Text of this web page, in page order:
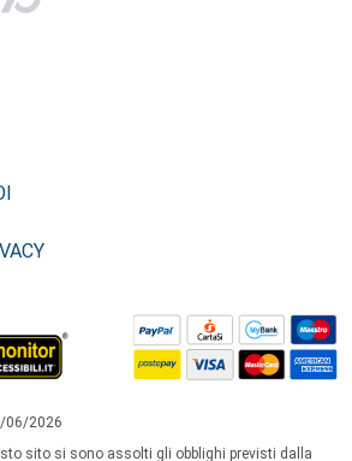
06/2026
sito si sono assolti gli obblighi previsti dalla